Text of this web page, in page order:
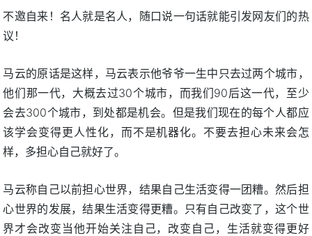
不邀自来！名人就是名人，随口说一句话就能引发网友们的热
议！
马云的原话是这样，马云表示他爷爷一生中只去过两个城市，
他们那一代，大概去过30个城市，而我们90后这一代，至少
会去300个城市，到处都是机会。但是我们现在的每个人都应
该学会变得更人性化，而不是机器化。不要去担心未来会怎
样，多担心自己就好了。
马云称自己以前担心世界，结果自己生活变得一团糟。然后担
心世界的发展，结果生活变得更糟。只有自己改变了，这个世
界才会改变当他开始关注自己，改变自己，生活就变得更好